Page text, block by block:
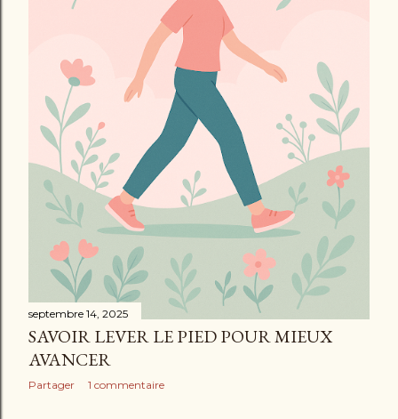
septembre 14, 2025
SAVOIR LEVER LE PIED POUR MIEUX
AVANCER
Partager 1 commentaire